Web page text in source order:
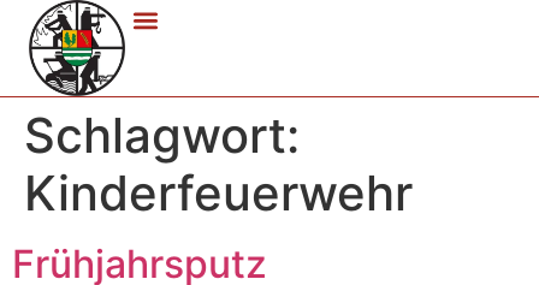
Schlagwort:
Kinderfeuerwehr
Frühjahrsputz